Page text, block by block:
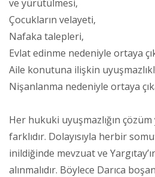
ve yürütülmesi,
Çocukların velayeti,
Nafaka talepleri,
Evlat edinme nedeniyle ortaya
Aile konutuna ilişkin
Nişanlanma nedeniyle ortaya
Her hukuki uyuşmazlığın
farklıdır. Dolayısıyla herbir
inildiğinde mevzuat ve
alınmalıdır. Böylece Darıca